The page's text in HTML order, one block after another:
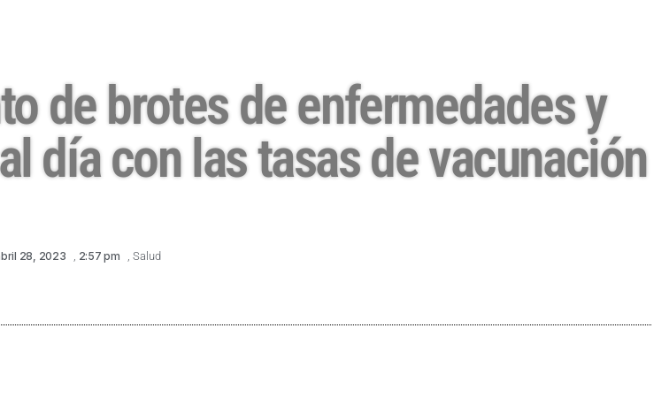
de brotes de enfermedades y
día con las tasas de vacunación
28, 2023 2:57 pm Salud